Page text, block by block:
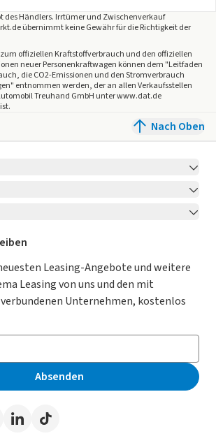
desHändlers. Irrtümer und Zwischenverkauf
übernimmt keine Gewähr für die Richtigkeit der
offiziellen Kraftstoffverbrauch und den offiziellen
neuer Personenkraftwagen können dem "Leitfaden
die CO2-Emissionen und den Stromverbrauch
entnommen werden, der an allen Verkaufsstellen
Treuhand GmbH unter www.dat.de
Nach Oben
Leasing Leasing-Angebote und weitere
Leasing von uns und den mit
Unternehmen, kostenlos
Absenden